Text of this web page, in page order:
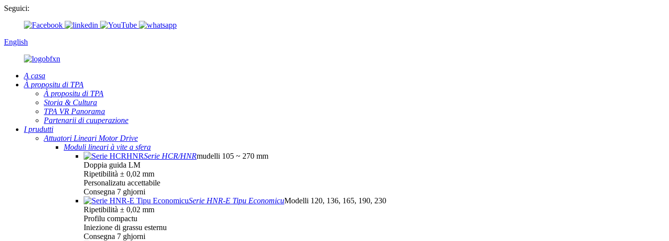
Seguici:
English
A casa
À propositu di TPA
À propositu di TPA
Storia & Cultura
TPA VR Panorama
Partenarii di cuuperazione
I prudutti
Attuatori Lineari Motor Drive
Moduli lineari à vite a sfera
Serie HCR/HNRmudelli 105 ~ 270 mm
Doppia guida LM
Ripetibilità ± 0,02 mm
Personalizatu accettabile
Consegna 7 ghjorni
Serie HNR-E Tipu EconomicuModelli 120, 136, 165, 190, 230
Ripetibilità ± 0,02 mm
Profilu compactu
Iniezione di grassu esternu
Consegna 7 ghjorni